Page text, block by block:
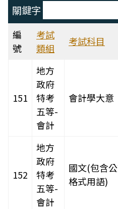
關鍵字
編
號
考試
類組
考試科目
151
地方
政府
特考
五等-
會計
會計學大意
152
地方
政府
特考
五等-
會計
國文(包含
格式用語)